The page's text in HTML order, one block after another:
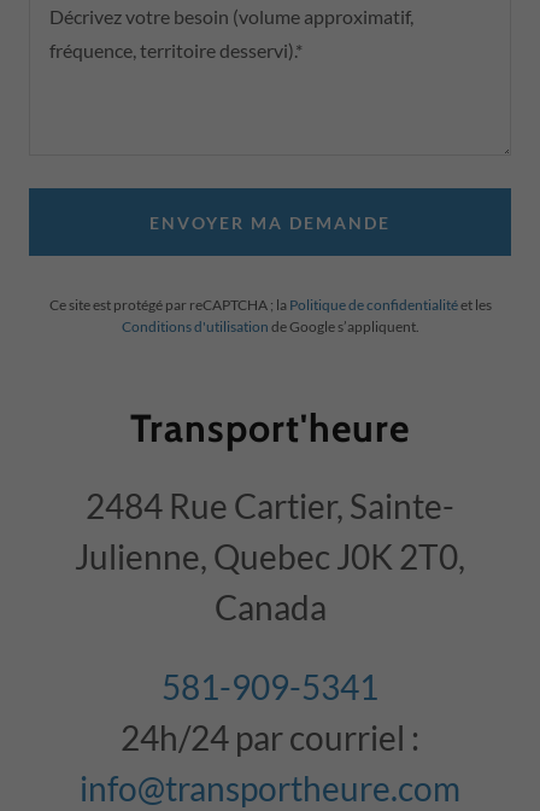
ENVOYER MA DEMANDE
Ce site est protégé par reCAPTCHA ; la Politique de confidentialitéet les
Conditions d'utilisation de Google s’appliquent.
Transport'heure
2484 Rue Cartier, Sainte-
Julienne, Quebec J0K 2T0,
Canada
581-909-5341
24h/24 par courriel :
info@transportheure.com